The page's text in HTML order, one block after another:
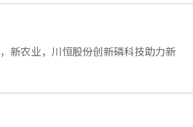
新农业，川恒股份创新磷科技助力新